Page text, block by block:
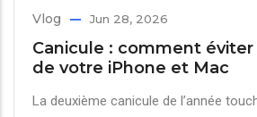
Vlog Jun 28, 2026
Canicule : comment
de votre iPhone et Mac
La deuxième canicule de l’année